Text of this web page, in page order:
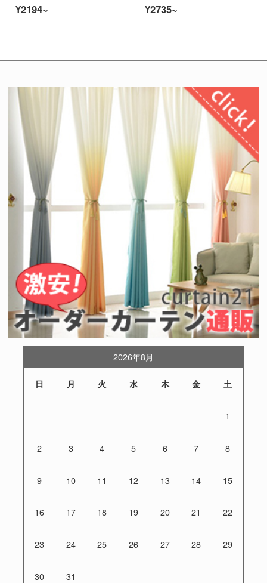
¥2194~
¥2735~
2026年8月
日 月 火 水 木 金 土
1
2 3 4 5 6 7 8
9 10 11 12 13 14 15
16 17 18 19 20 21 22
23 24 25 26 27 28 29
30 31